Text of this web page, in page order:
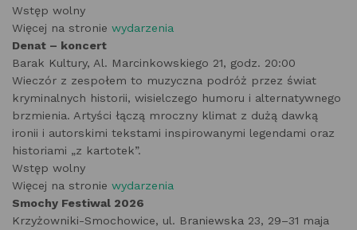
Wstęp wolny
Więcej na stronie wydarzenia
Denat – koncert
Barak Kultury, Al. Marcinkowskiego 21, godz. 20:00
Wieczór z zespołem to muzyczna podróż przez świat
kryminalnych historii, wisielczego humoru i alternatywnego
brzmienia. Artyści łączą mroczny klimat z dużą dawką
ironii i autorskimi tekstami inspirowanymi legendami oraz
historiami „z kartotek”.
Wstęp wolny
Więcej na stronie wydarzenia
Smochy Festiwal 2026
Krzyżowniki-Smochowice, ul. Braniewska 23, 29–31 maja